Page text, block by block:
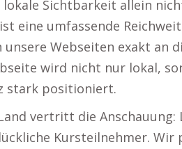
Sichtbarkeit allein
eine umfassende
Webseiten exakt an
wird nicht nur lokal,
stark positioniert.
vertritt die Anschauung:
Kursteilnehmer. Wir